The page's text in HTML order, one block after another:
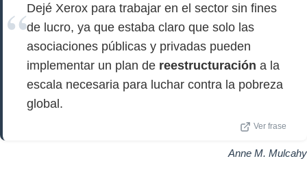
Dejé Xerox para trabajar en el sector sin fines
de lucro, ya que estaba claro que solo las
asociaciones públicas y privadas pueden
implementar un plan de reestructuración a la
escala necesaria para luchar contra la pobreza
global.
Ver frase
Anne M. Mulcahy